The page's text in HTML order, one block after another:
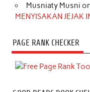
Musniaty Musni
MENYISAKAN JEJAK
PAGE RANK CHECKER